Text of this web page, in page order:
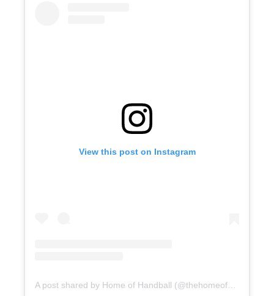
View this post on Instagram